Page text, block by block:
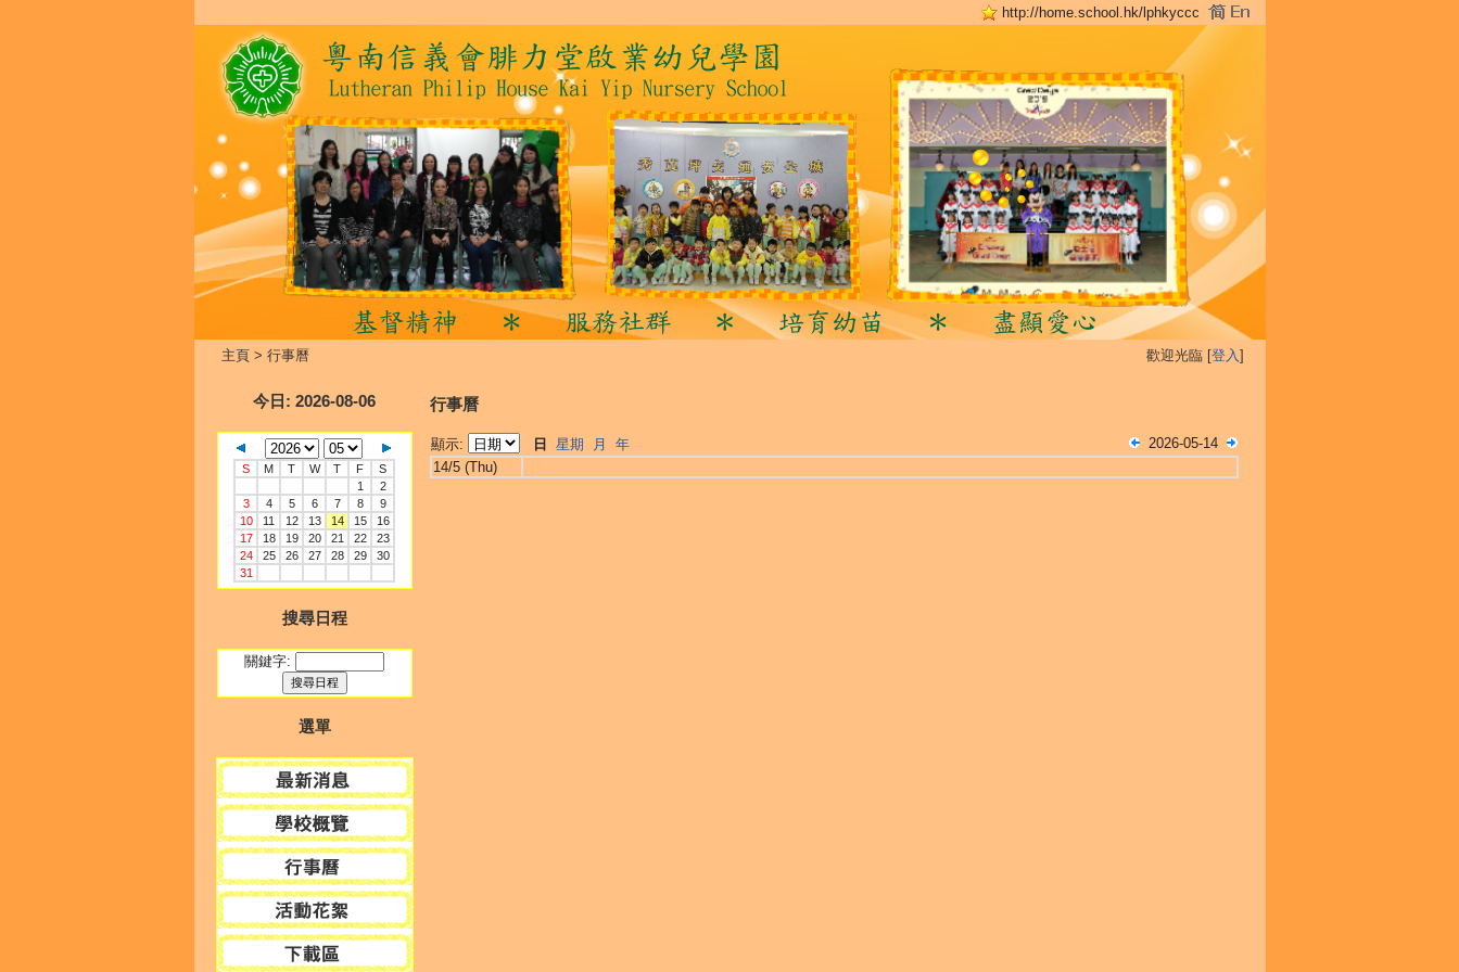
http://home.school.hk/lphkyccc
主頁> 行事曆 歡迎光臨 [登入]
今日 : 2026-08-06
S M T W T F
S
1
2
3
4 5 6 7 8
9
10
11 12 13 14 15
16
17
18 19 20 21 22
23
24
25 26 27 28 29
30
31
搜尋日程
關鍵字:
選單
行事曆
顯示: 日 星期 月 年
2026-05-14
14/5 (Thu)